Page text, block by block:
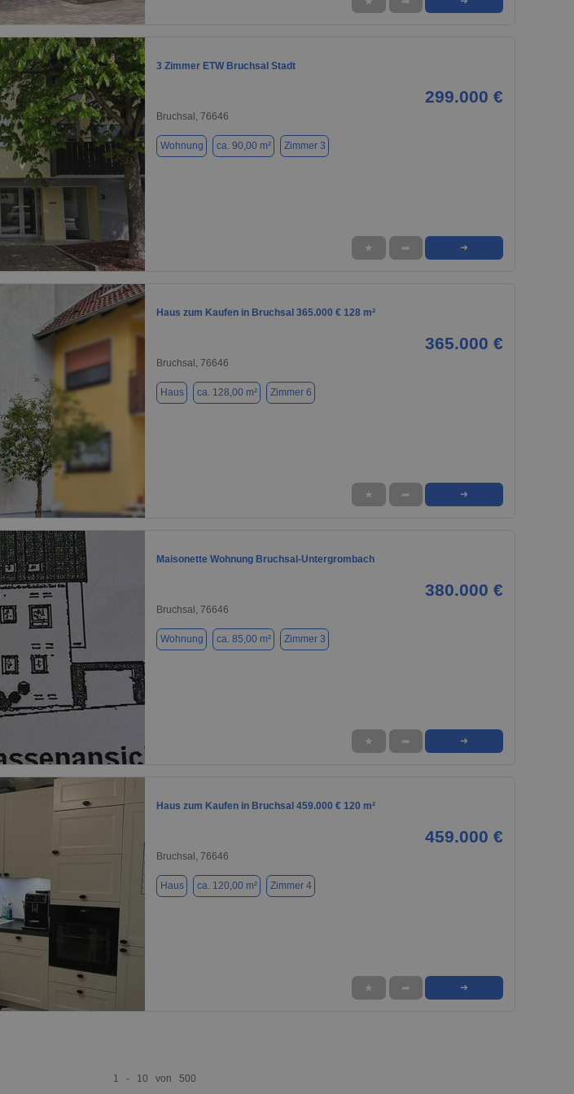
1 / 1
1 / 9
3 Zimmer ETW Bruchsal Stadt
299.000 €
Bruchsal, 76646
Wohnung ca. 90,00 m² Zimmer 3
★ ➦ ➜
Haus zum Kaufen in Bruchsal 365.000 € 128 m²
365.000 €
Bruchsal, 76646
Haus ca. 128,00 m² Zimmer 6
★ ➦ ➜
1 / 5
Maisonette Wohnung Bruchsal-Untergrombach
380.000 €
Bruchsal, 76646
Wohnung ca. 85,00 m² Zimmer 3
★ ➦ ➜
Haus zum Kaufen in Bruchsal 459.000 € 120 m²
459.000 €
Bruchsal, 76646
Haus ca. 120,00 m² Zimmer 4
★ ➦ ➜
1 - 10 von 500